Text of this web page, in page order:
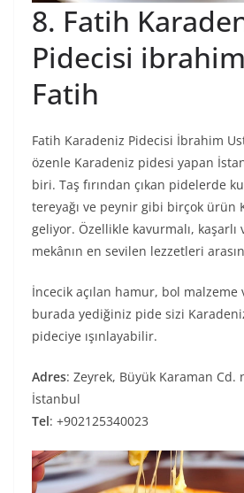
8. Fatih
Pidecisi
Fatih
Fatih Karadeniz Pidecisi İbrahim
özenle Karadeniz pidesi yapan
biri. Taş fırından çıkan pidelerde
tereyağı ve peynir gibi birçok ürün
geliyor. Özellikle kavurmalı, kaşarlı
mekânın en sevilen lezzetleri
İncecik açılan hamur, bol
burada yediğiniz pide sizi
pideciye ışınlayabilir.
Adres: Zeyrek, Büyük Karaman Cd.
İstanbul
Tel: +902125340023